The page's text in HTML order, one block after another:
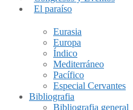
El paraíso
Eurasia
Europa
Índico
Mediterráneo
Pacífico
Especial Cervantes
Bibliografia
Bibliografia general